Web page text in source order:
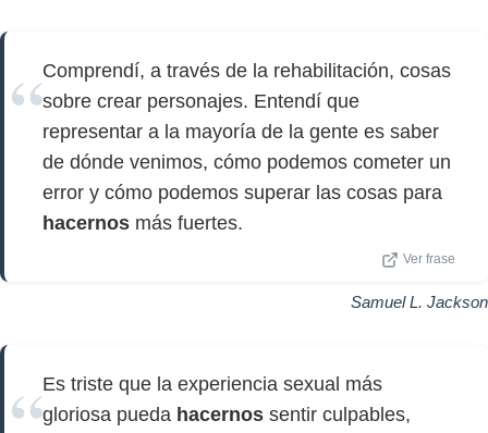
Comprendí, a través de la rehabilitación, cosas
sobre crear personajes. Entendí que
representar a la mayoría de la gente es saber
de dónde venimos, cómo podemos cometer un
error y cómo podemos superar las cosas para
hacernos más fuertes.
Ver frase
Samuel L. Jackson
Es triste que la experiencia sexual más
gloriosa pueda hacernos sentir culpables,